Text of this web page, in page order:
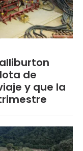
de
y que la